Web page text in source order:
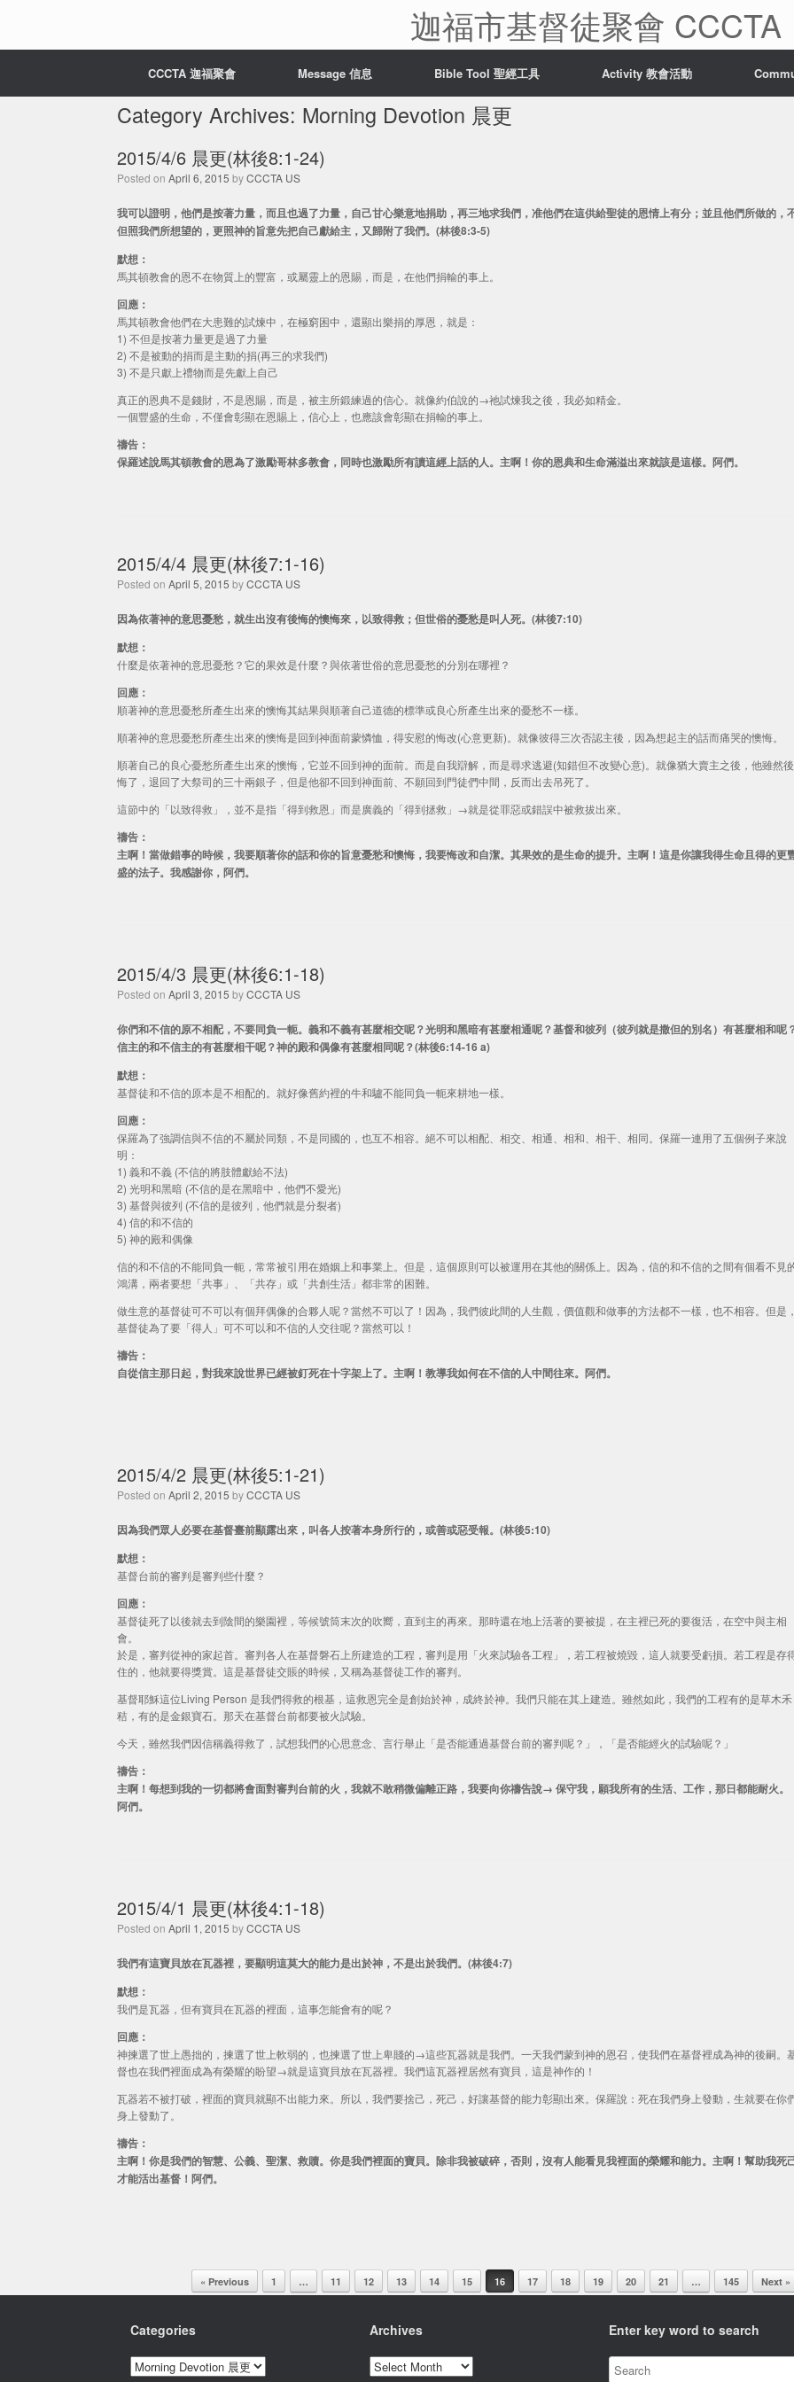
迦福市基督徒聚會 CCCTA
CCCTA 迦福聚會 Message 信息 Bible Tool 聖經工具 Activity 教會活動
Category Archives: Morning Devotion 晨更
2015/4/6 晨更(林後8:1-24)
Posted on April 6, 2015 byCCCTA US
我可以證明，他們是按著力量，而且也過了力量，自己甘心樂意地捐助，再三地求我們，准他們在這供給聖徒的恩情上有分；並且他們所做的，
但照我們所想望的，更照神的旨意先把自己獻給主，又歸附了我們。(林後8:3-5)
默想：
馬其頓教會的恩不在物質上的豐富，或屬靈上的恩賜，而是，在他們捐輸的事上。
回應：
馬其頓教會他們在大患難的試煉中，在極窮困中，還顯出樂捐的厚恩，就是：
1) 不但是按著力量更是過了力量
2) 不是被動的捐而是主動的捐(再三的求我們)
3) 不是只獻上禮物而是先獻上自己
真正的恩典不是錢財，不是恩賜，而是，被主所鍛練過的信心。就像約伯說的→祂試煉我之後，我必如精金。
一個豐盛的生命，不僅會彰顯在恩賜上，信心上，也應該會彰顯在捐輸的事上。
禱告：
保羅述說馬其頓教會的恩為了激勵哥林多教會，同時也激勵所有讀這經上話的人。主啊！你的恩典和生命滿溢出來就該是這樣。阿們。
2015/4/4 晨更(林後7:1-16)
Posted on April 5, 2015 byCCCTA US
因為依著神的意思憂愁，就生出沒有後悔的懊悔來，以致得救；但世俗的憂愁是叫人死。(林後7:10)
默想：
什麼是依著神的意思憂愁？它的果效是什麼？與依著世俗的意思憂愁的分別在哪裡？
回應：
順著神的意思憂愁所產生出來的懊悔其結果與順著自己道德的標準或良心所產生出來的憂愁不一樣。
順著神的意思憂愁所產生出來的懊悔是回到神面前蒙憐恤，得安慰的悔改(心意更新)。就像彼得三次否認主後，因為想起主的話而痛哭的懊悔。
順著自己的良心憂愁所產生出來的懊悔，它並不回到神的面前。而是自我辯解，而是尋求逃避(知錯但不改變心意)。就像猶大賣主之後，他雖然後
悔了，退回了大祭司的三十兩銀子，但是他卻不回到神面前、不願回到門徒們中間，反而出去吊死了。
這節中的「以致得救」，並不是指「得到救恩」而是廣義的「得到拯救」→就是從罪惡或錯誤中被救拔出來。
禱告：
主啊！當做錯事的時候，我要順著你的話和你的旨意憂愁和懊悔，我要悔改和自潔。其果效的是生命的提升。主啊！這是你讓我得生命且得的更
盛的法子。我感謝你，阿們。
2015/4/3 晨更(林後6:1-18)
Posted on April 3, 2015 byCCCTA US
你們和不信的原不相配，不要同負一軛。義和不義有甚麼相交呢？光明和黑暗有甚麼相通呢？基督和彼列（彼列就是撒但的別名）有甚麼相和呢
信主的和不信主的有甚麼相干呢？神的殿和偶像有甚麼相同呢？(林後6:14-16 a)
默想：
基督徒和不信的原本是不相配的。就好像舊約裡的牛和驢不能同負一軛來耕地一樣。
回應：
保羅為了強調信與不信的不屬於同類，不是同國的，也互不相容。絕不可以相配、相交、相通、相和、相干、相同。保羅一連用了五個例子來說
明：
1) 義和不義 (不信的將肢體獻給不法)
2) 光明和黑暗 (不信的是在黑暗中，他們不愛光)
3) 基督與彼列 (不信的是彼列，他們就是分裂者)
4) 信的和不信的
5) 神的殿和偶像
信的和不信的不能同負一軛，常常被引用在婚姻上和事業上。但是，這個原則可以被運用在其他的關係上。因為，信的和不信的之間有個看不見
鴻溝，兩者要想「共事」、「共存」或「共創生活」都非常的困難。
做生意的基督徒可不可以有個拜偶像的合夥人呢？當然不可以了！因為，我們彼此間的人生觀，價值觀和做事的方法都不一樣，也不相容。但是
基督徒為了要「得人」可不可以和不信的人交往呢？當然可以！
禱告：
自從信主那日起，對我來說世界已經被釘死在十字架上了。主啊！教導我如何在不信的人中間往來。阿們。
2015/4/2 晨更(林後5:1-21)
Posted on April 2, 2015 byCCCTA US
因為我們眾人必要在基督臺前顯露出來，叫各人按著本身所行的，或善或惡受報。(林後5:10)
默想：
基督台前的審判是審判些什麼？
回應：
基督徒死了以後就去到陰間的樂園裡，等候號筒末次的吹嚮，直到主的再來。那時還在地上活著的要被提，在主裡已死的要復活，在空中與主相
會。
於是，審判從神的家起首。審判各人在基督磐石上所建造的工程，審判是用「火來試驗各工程」，若工程被燒毀，這人就要受虧損。若工程是存
住的，他就要得獎賞。這是基督徒交賬的時候，又稱為基督徒工作的審判。
基督耶穌這位Living Person 是我們得救的根基，這救恩完全是創始於神，成終於神。我們只能在其上建造。雖然如此，我們的工程有的是草木禾
秸，有的是金銀寶石。那天在基督台前都要被火試驗。
今天，雖然我們因信稱義得救了，試想我們的心思意念、言行舉止「是否能通過基督台前的審判呢？」，「是否能經火的試驗呢？」
禱告：
主啊！每想到我的一切都將會面對審判台前的火，我就不敢稍微偏離正路，我要向你禱告說→ 保守我，願我所有的生活、工作，那日都能耐火。
阿們。
2015/4/1 晨更(林後4:1-18)
Posted on April 1, 2015 byCCCTA US
我們有這寶貝放在瓦器裡，要顯明這莫大的能力是出於神，不是出於我們。(林後4:7)
默想：
我們是瓦器，但有寶貝在瓦器的裡面，這事怎能會有的呢？
回應：
神揀選了世上愚拙的，揀選了世上軟弱的，也揀選了世上卑賤的→這些瓦器就是我們。一天我們蒙到神的恩召，使我們在基督裡成為神的後嗣。
督也在我們裡面成為有榮耀的盼望→就是這寶貝放在瓦器裡。我們這瓦器裡居然有寶貝，這是神作的！
瓦器若不被打破，裡面的寶貝就顯不出能力來。所以，我們要捨己，死己，好讓基督的能力彰顯出來。保羅說：死在我們身上發動，生就要在你
身上發動了。
禱告：
主啊！你是我們的智慧、公義、聖潔、救贖。你是我們裡面的寶貝。除非我被破碎，否則，沒有人能看見我裡面的榮耀和能力。主啊！幫助我死
才能活出基督！阿們。
Post navigation « Previous 1 … 11 12 13 14 15 16 17 18 19 20 21 … 145 Next »
Categories
Categories
Archives
Archives
Enter key word to search